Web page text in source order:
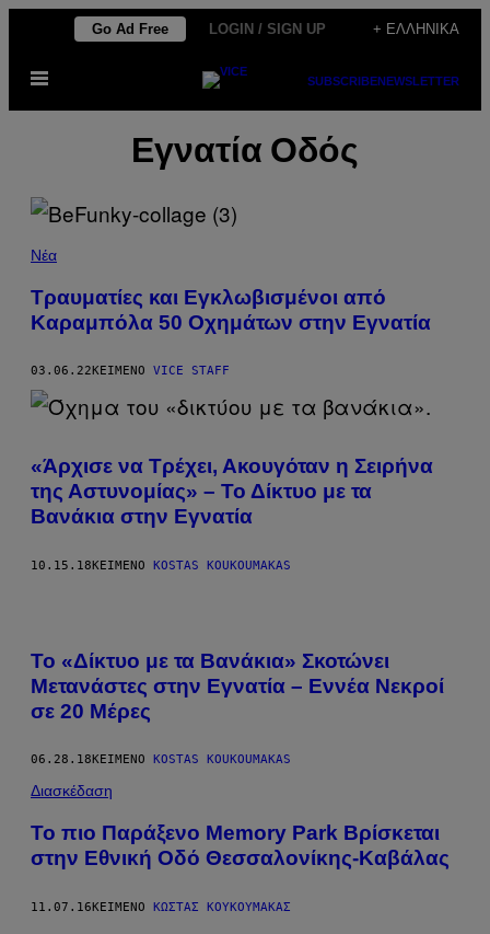
Μετάβαση
περιεχόμενο
Go Ad Free LOGIN / SIGN UP + ΕΛΛΗΝΙΚΆ
Ανοίξτε
μενού
SUBSCRIBENEWSLETTER
Εγνατία Οδός
Νέα
Τραυματίες και Εγκλωβισμένοι από
Καραμπόλα 50 Οχημάτων στην Εγνατία
03.06.22 ΚΕΊΜΕΝΟ VICE STAFF
«Άρχισε να Τρέχει, Ακουγόταν η Σειρήνα
της Αστυνομίας» – Το Δίκτυο με τα
Βανάκια στην Εγνατία
10.15.18ΚΕΊΜΕΝΟ KOSTAS KOUKOUMAKAS
Το «Δίκτυο με τα Βανάκια» Σκοτώνει
Μετανάστες στην Εγνατία – Εννέα Νεκροί
σε 20 Μέρες
06.28.18 ΚΕΊΜΕΝΟ KOSTAS KOUKOUMAKAS
Διασκέδαση
Το πιο Παράξενο Memory Park Βρίσκεται
στην Εθνική Οδό Θεσσαλονίκης-Καβάλας
11.07.16ΚΕΊΜΕΝΟ ΚΩΣΤΑΣ ΚΟΥΚΟΥΜΑΚΑΣ